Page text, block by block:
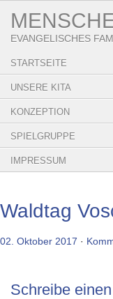
EVANGELISCHES
STARTSEITE
UNSERE KITA
KONZEPTION
SPIELGRUPPE
IMPRESSUM
Waldtag
02. Oktober 2017 ·
Schreibe